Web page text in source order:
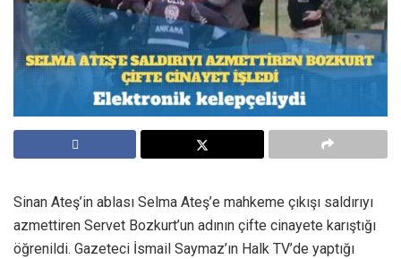
Sinan Ateş’in ablası Selma Ateş’e mahkeme çıkışı saldırıyı
azmettiren Servet Bozkurt’un adının çifte cinayete karıştığı
öğrenildi. Gazeteci İsmail Saymaz’ın Halk TV’de yaptığı